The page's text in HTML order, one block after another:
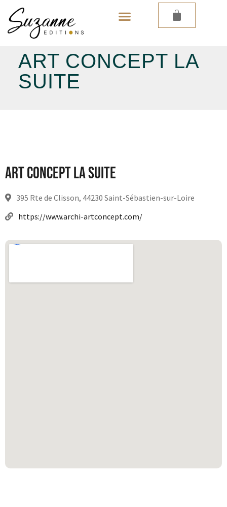
ART CONCEPT LA
SUITE
Art Concept La suite
395 Rte de Clisson, 44230 Saint-Sébastien-sur-Loire
https://www.archi-artconcept.com/